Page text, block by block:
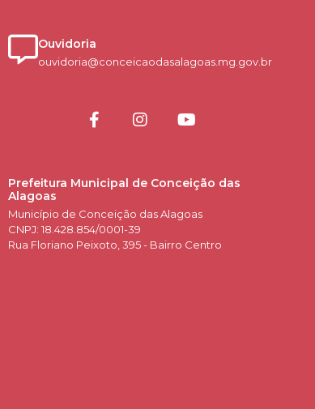
Ouvidoria
ouvidoria@conceicaodasalagoas.mg.gov.br
Prefeitura Municipal de Conceição das
Alagoas
Município de Conceição das Alagoas
CNPJ: 18.428.854/0001-39
Rua Floriano Peixoto, 395 - Bairro Centro